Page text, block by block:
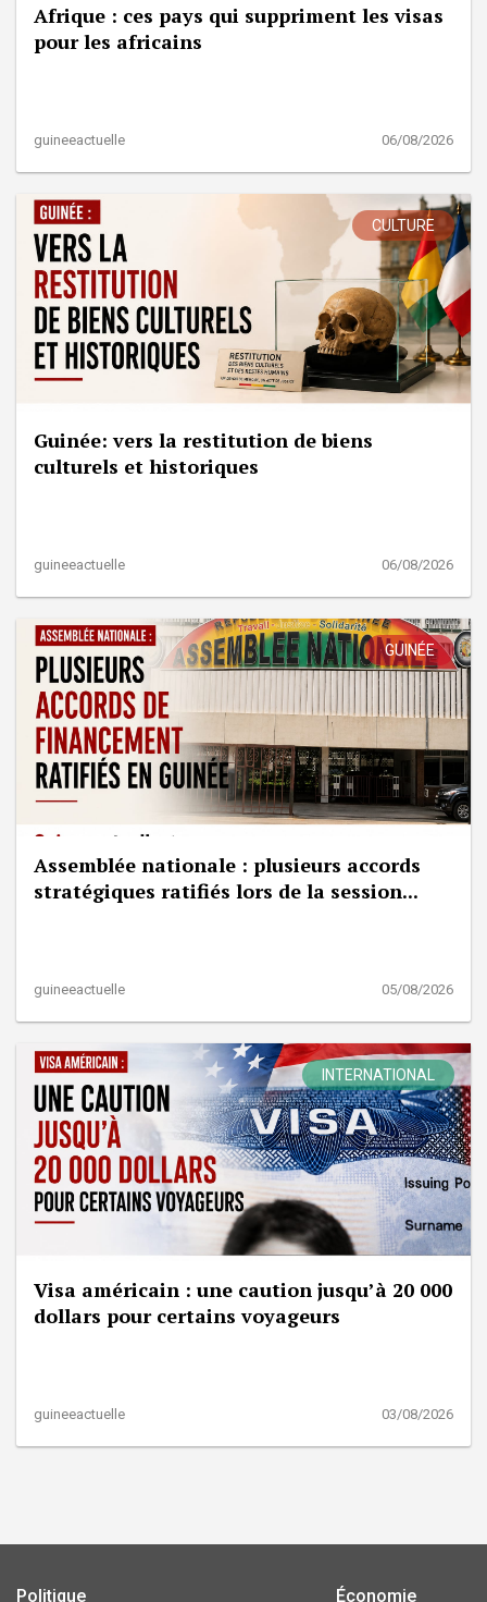
Afrique : ces pays qui suppriment les visas
pour les africains
guineeactuelle 06/08/2026
CULTURE
Guinée: vers la restitution de biens
culturels et historiques
guineeactuelle 06/08/2026
GUINÉE
Assemblée nationale : plusieurs accords
stratégiques ratifiés lors de la session...
guineeactuelle 05/08/2026
INTERNATIONAL
Visa américain : une caution jusqu’à 20 000
dollars pour certains voyageurs
guineeactuelle 03/08/2026
Politique Économie